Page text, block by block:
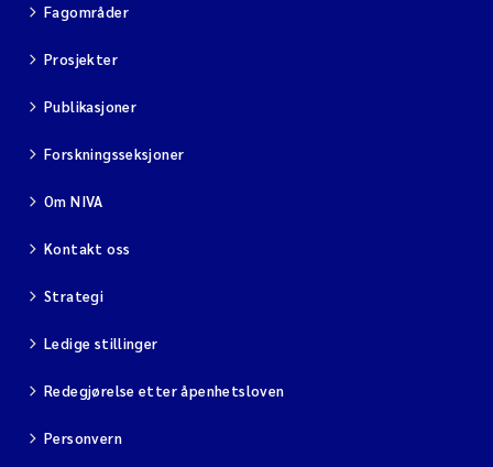
Jens Vedal
Louise Valestrand
Maria Thérése Hultman
Fagområder
Prosjekter
Publikasjoner
Forskningsseksjoner
Om NIVA
Kontakt oss
Strategi
Ledige stillinger
Redegjørelse etter åpenhetsloven
Personvern